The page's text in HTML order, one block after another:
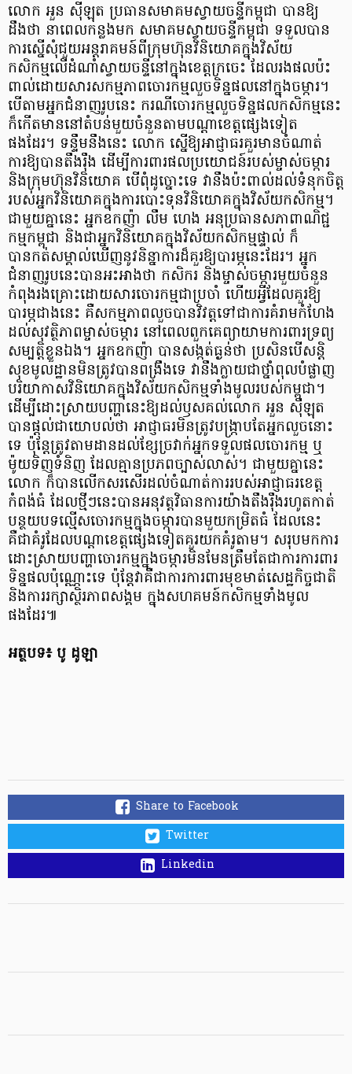
លោក អួន ស៊ីឡុត ប្រធានសមាគមស្វាយចន្ទីកម្ពុជា បានឱ្យ
ដឹងថា នាពេលកន្លងមក សមាគមស្វាយចន្ទីកម្ពុជា ទទួលបាន
ការស្នើសុំជួយអន្តរាគមន៍ពីក្រុមហ៊ុនវិនិយោគក្នុងវិស័យ
កសិកម្មលើដំណាំស្វាយចន្ទីនៅក្នុងខេត្តក្រចេះ ដែលរងផលប៉ះ
ពាល់ដោយសារសកម្មភាពចោរកម្មលួចទិន្នផលនៅក្នុងចម្ការ។
បើតាមអ្នកជំនាញរូបនេះ ករណីចោរកម្មលួចទិន្នផលកសិកម្មនេះ
ក៏កើតមាននៅតំបន់មួយចំនួនតាមបណ្ដាខេត្តផ្សេងទៀត
ផងដែរ។ ទន្ទឹមនឹងនេះ លោក ស្នើឱ្យអាជ្ញាធរគួរមានចំណាត់
ការឱ្យបានតឹងរ៉ឹង ដើម្បីការពារផលប្រយោជន៍របស់ម្ចាស់ចម្ការ
និងក្រុមហ៊ុនវិនិយោគ បើពុំដូច្នោះទេ វានឹងប៉ះពាល់ដល់ទំនុកចិត្ត
របស់អ្នកវិនិយោគក្នុងការបោះទុនវិនិយោគក្នុងវិស័យកសិកម្ម។
ជាមួយគ្នានេះ អ្នកឧកញ៉ា លឹម ហេង អនុប្រធានសភាពាណិជ្ជ
កម្មកម្ពុជា និងជាអ្នកវិនិយោគក្នុងវិស័យកសិកម្មផ្ទាល់ ក៏
បានកត់សម្គាល់ឃើញនូវនិន្នាការដ៏គួរឱ្យបារម្ភនេះដែរ។ អ្នក
ជំនាញរូបនេះបានអះអាងថា កសិករ និងម្ចាស់ចម្ការមួយចំនួន
កំពុងរងគ្រោះដោយសារចោរកម្មជាប្រចាំ ហើយអ្វីដែលគួរឱ្យ
បារម្ភជាងនេះ គឺសកម្មភាពលួចបានវិវត្តទៅជាការគំរាមកំហែង
ដល់សុវត្ថិភាពម្ចាស់ចម្ការ នៅពេលពួកគេព្យាយាមការពារទ្រព្យ
សម្បត្តិខ្លួនឯង។ អ្នកឧកញ៉ា បានសង្កត់ធ្ងន់ថា ប្រសិនបើសន្តិ
សុខមូលដ្ឋានមិនត្រូវបានពង្រឹងទេ វានឹងក្លាយជាថ្នាំពុលបំផ្លាញ
បរិយាកាសវិនិយោគក្នុងវិស័យកសិកម្មទាំងមូលរបស់កម្ពុជា។
ដើម្បីដោះស្រាយបញ្ហានេះឱ្យដល់ឫសគល់លោក អួន ស៊ីឡុត
បានផ្តល់ជាយោបល់ថា អាជ្ញាធរមិនត្រូវបង្ក្រាបតែអ្នកលួចនោះ
ទេ ប៉ុន្តែត្រូវតាមដានដល់ខ្សែច្រវាក់អ្នកទទួលផលចោរកម្ម ឬ
ម៉ូយទិញទំនិញ ដែលគ្មានប្រភពច្បាស់លាស់។ ជាមួយគ្នានេះ
លោក ក៏បានលើកសរសើរដល់ចំណាត់ការរបស់អាជ្ញាធរខេត្ត
កំពង់ធំ ដែលថ្មីៗនេះបានអនុវត្តវិធានការយ៉ាងតឹងរ៉ឹងរហូតកាត់
បន្ថយបទល្មើសចោរកម្មក្នុងចម្ការបានមួយកម្រិតធំ ដែលនេះ
គឺជាគំរូដែលបណ្ដាខេត្តផ្សេងទៀតគួរយកគំរូតាម។ សរុបមកការ
ដោះស្រាយបញ្ហាចោរកម្មក្នុងចម្ការមិនមែនត្រឹមតែជាការការពារ
ទិន្នផលប៉ុណ្ណោះទេ ប៉ុន្តែវាគឺជាការការពារមុខមាត់សេដ្ឋកិច្ចជាតិ
និងការរក្សាស្ថិរភាពសង្គម ក្នុងសហគមន៍កសិកម្មទាំងមូល
ផងដែរ៕
អត្ថបទ៖ បូ ដូឡា
Share to Facebook
Twitter
Linkedin